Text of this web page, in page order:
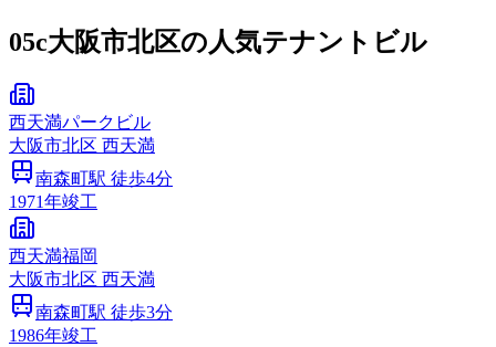
05c大阪市北区の人気テナントビル
西天満パークビル
大阪市北区 西天満
南森町駅 徒歩4分
1971年竣工
西天満福岡
大阪市北区 西天満
南森町駅 徒歩3分
1986年竣工